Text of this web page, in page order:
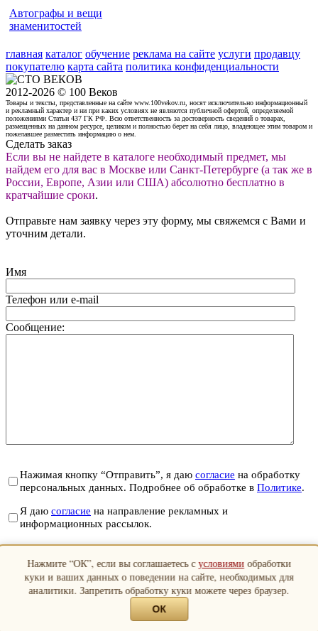
Автографы и вещи
знаменитостей
главная каталог обучение реклама на сайте услуги продавцу
покупателю карта сайта политика конфиденциальности
2012-2026 © 100 Веков
Товары и тексты, представленные на сайте www.100vekov.ru, носят исключительно информационный
и рекламный характер и ни при каких условиях не являются публичной офертой, определяемой
положениями Статьи 437 ГК РФ. Всю ответственность за достоверность сведений о товарах,
размещенных на данном ресурсе, целиком и полностью берет на себя лицо, владеющее этим товаром и
пожелавшее разместить информацию о нем.
Сделать заказ
Если вы не найдете в каталоге необходимый предмет, мы
найдем его для вас в Москве или Санкт-Петербурге (а так же в
России, Европе, Азии или США) абсолютно бесплатно в
кратчайшие сроки.
Отправьте нам заявку через эту форму, мы свяжемся с Вами и
уточним детали.
Имя
Телефон или e-mail
Сообщение:
Нажимая кнопку “Отправить”, я даю согласие на обработку
персональных данных. Подробнее об обработке в Политике.
Я даю согласие на направление рекламных и
информационных рассылок.
Отправить
Закрыть
Нажмите “ОК”, если вы соглашаетесь сусловиями обработки
куки и ваших данных о поведении на сайте, необходимых для
аналитики. Запретить обработку куки можете через браузер.
ОК